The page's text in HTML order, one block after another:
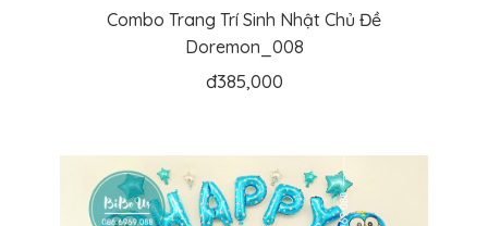
Combo Trang Trí Sinh Nhật Chủ Đề
Doremon_008
đ385,000